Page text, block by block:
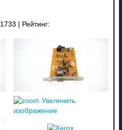
1733 Рейтинг:
Увеличить
изображение